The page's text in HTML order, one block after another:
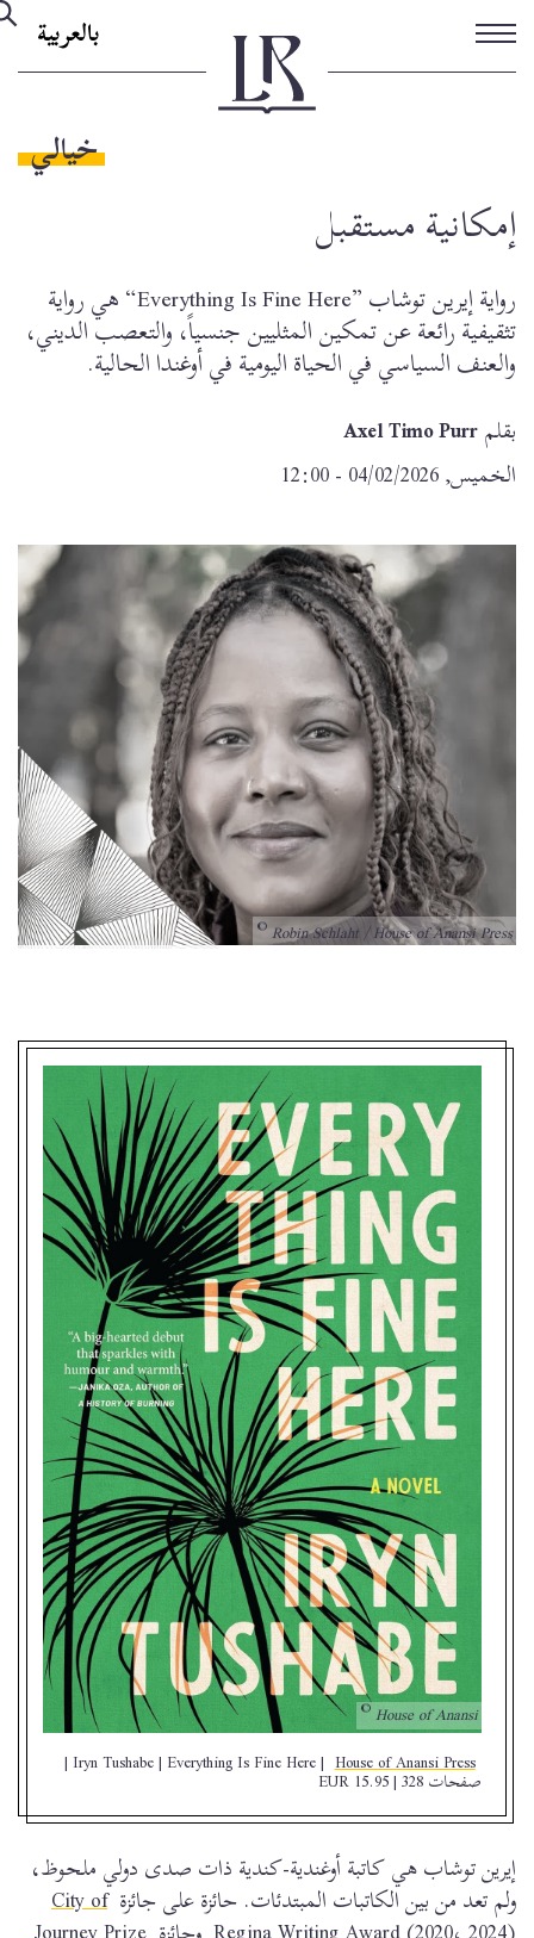
تجاوز
إلى
المحتوى
بالعربية
خيالي
إمكانية مستقبل
رواية إيرين توشاب ”Everything Is Fine Here“ هي رواية
تثقيفية رائعة عن تمكين المثليين جنسياً، والتعصب الديني،
والعنف السياسي في الحياة اليومية في أوغندا الحالية.
بقلمAxel Timo Purr
الخميس, 04/02/2026 - 12:00
Robin Schlaht / House of Anansi Press
House of Anansi
Iryn Tushabe | Everything Is Fine Here | House of Anansi Press
|
صفحات 328 | 15.95 EUR
إيرين توشاب هي كاتبة أوغندية-كندية ذات صدى دولي ملحوظ،
ولم تعد من بين الكاتبات المبتدئات. حائزة على جائزة City of